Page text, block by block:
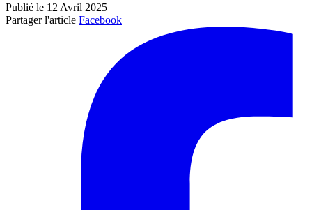
Publié le 12 Avril 2025
Partager l'article Facebook